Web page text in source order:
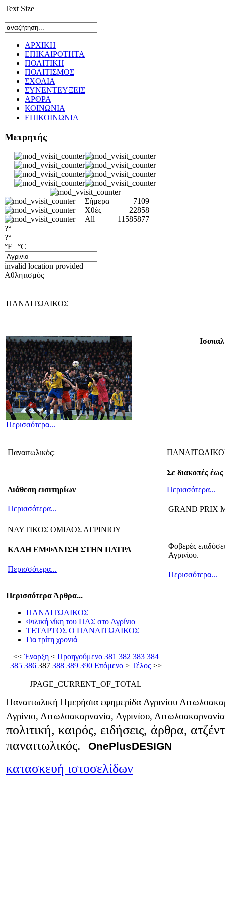
Text Size
ΑΡΧΙΚΗ
ΕΠΙΚΑΙΡΟΤΗΤΑ
ΠΟΛΙΤΙΚΗ
ΠΟΛΙΤΙΣΜΟΣ
ΣΧΟΛΙΑ
ΣΥΝΕΝΤΕΥΞΕΙΣ
ΑΡΘΡΑ
ΚΟΙΝΩΝΙΑ
ΕΠΙΚΟΙΝΩΝΙΑ
Μετρητής
Σήμερα
7109
Χθές
22858
All
11585877
?°
?°
°F | °C
invalid location provided
Αθλητισμός
ΠΑΝΑΙΤΩΛΙΚΟΣ
Περισσότερα...
Παναιτωλικός:
Διάθεση εισιτηρίων
Περισσότερα...
ΝΑΥΤΙΚΟΣ ΟΜΙΛΟΣ ΑΓΡΙΝΙΟΥ
ΚΑΛΗ ΕΜΦΑΝΙΣΗ ΣΤΗΝ ΠΑΤΡΑ
Περισσότερα...
Σε διακοπές
Περισσότερα...
GRAND PRIX
Φοβερές
Αγρινίου.
Περισσότερα...
Περισσότερα Άρθρα...
ΠΑΝΑΙΤΩΛΙΚΟΣ
Φιλική νίκη του ΠΑΣ στο Αγρίνιο
ΤΕΤΑΡΤΟΣ Ο ΠΑΝΑΙΤΩΛΙΚΟΣ
Για τρίτη χρονιά
<<Έναρξη< Προηγούμενο 381 382 383 384
385 386 387 388 389 390 Επόμενο> Τέλος>>
JPAGE_CURRENT_OF_TOTAL
Παναιτωλική Ημερήσια εφημερίδα Αγρινίου
Αγρίνιο, Αιτωλοακαρνανία, Αγρινίου,
πολιτική, καιρός, ειδήσεις, άρθρα,
παναιτωλικός.
OnePlusDESIGN
κατασκευή ιστοσελίδων